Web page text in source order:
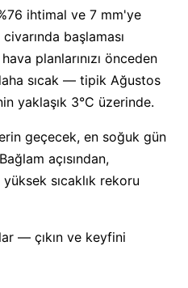
ihtimal ve 7 mm'ye
başlaması
planlarınızı önceden
sıcak — tipik Ağustos
yaklaşık 3°C üzerinde.
geçecek, en soğuk gün
açısından,
sıcaklık rekoru
— çıkın ve keyfini